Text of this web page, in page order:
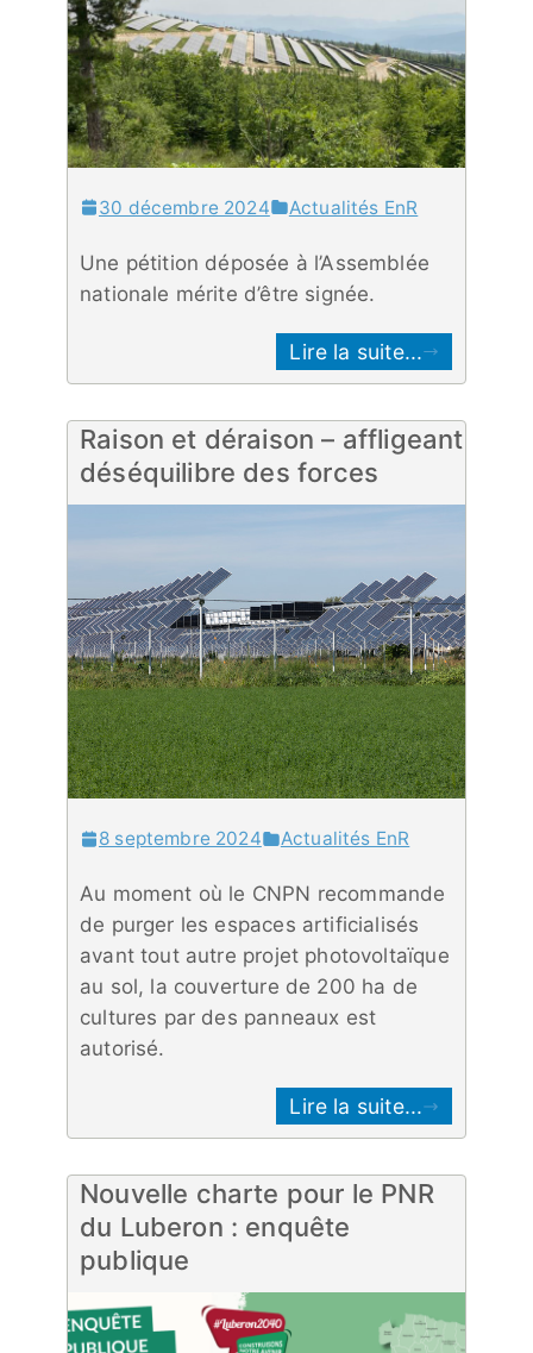
30 décembre 2024 Actualités EnR
Une pétition déposée à l’Assemblée
nationale mérite d’être signée.
Lire la suite...
Raison et déraison – affligeant
déséquilibre des forces
8 septembre 2024 Actualités EnR
Au moment où le CNPN recommande
de purger les espaces artificialisés
avant tout autre projet photovoltaïque
au sol, la couverture de 200 ha de
cultures par des panneaux est
autorisé.
Lire la suite...
Nouvelle charte pour le PNR
du Luberon : enquête
publique